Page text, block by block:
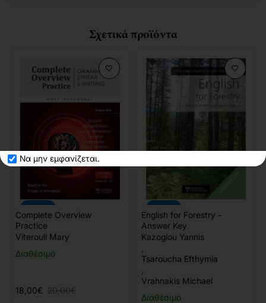
Να μην εμφανίζεται.
Σχετικά προϊόντα
Διαθέσιμο
Complete Overview
Practice
Viterouli Mary
18,00€ 20,00€
Διαθέσιμο
English for Forestry -
Answer Key
Kazoglou Yannis
Tsaroucha Efthymia
Vrahnakis Michael